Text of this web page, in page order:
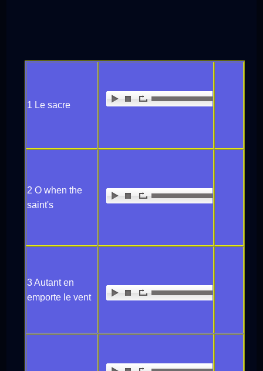
1 Le sacre
2 O when the
saint's
3 Autant en
emporte le vent